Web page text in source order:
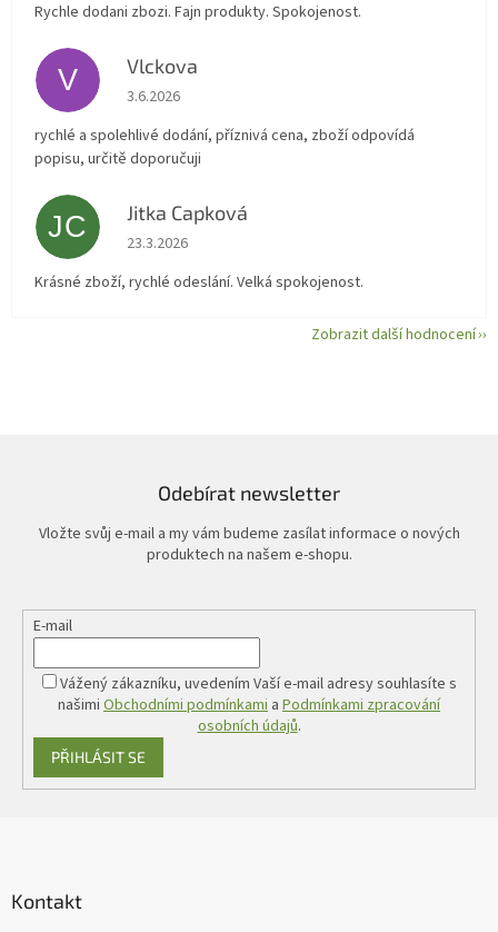
Rychle dodani zbozi. Fajn produkty. Spokojenost.
V Vlckova
Hodnocení obchodu je 5 z 5 hvězdiček.
3.6.2026
rychlé a spolehlivé dodání, příznivá cena, zboží odpovídá
popisu, určitě doporučuji
JC Jitka Capková
Hodnocení obchodu je 5 z 5 hvězdiček.
23.3.2026
Krásné zboží, rychlé odeslání. Velká spokojenost.
Zobrazit další hodnocení
Odebírat newsletter
Vložte svůj e-mail a my vám budeme zasílat informace o nových
produktech na našem e-shopu.
E-mail
Vážený zákazníku, uvedením Vaší e-mail adresy souhlasíte s
našimi Obchodními podmínkami a Podmínkami zpracování
osobních údajů.
PŘIHLÁSIT SE
Kontakt